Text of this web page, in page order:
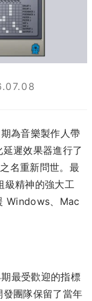
為音樂製作人帶
遲效果器進行了
之名重新問世。最
級精神的強大工
Windows、Mac
最受歡迎的指標
團隊保留了當年